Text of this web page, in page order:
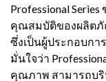
Professional
คุณสมบัติของผลิตภั
ซึ่งเป็นผู้ประกอบก
มั่นใจว่า
คุณภาพ สามารถบริ